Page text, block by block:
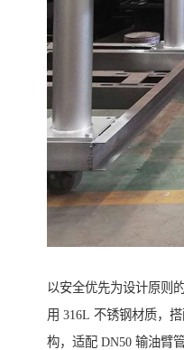
以安全优先为设计原则
用 316L 不锈钢材质，
构，适配 DN50 输油臂